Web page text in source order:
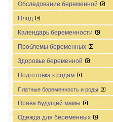
Обследование беременной
Плод
Календарь беременности
Проблемы беременных
Здоровье беременной
Подготовка к родам
Платные беременность и роды
Права будущей мамы
Одежда для беременных